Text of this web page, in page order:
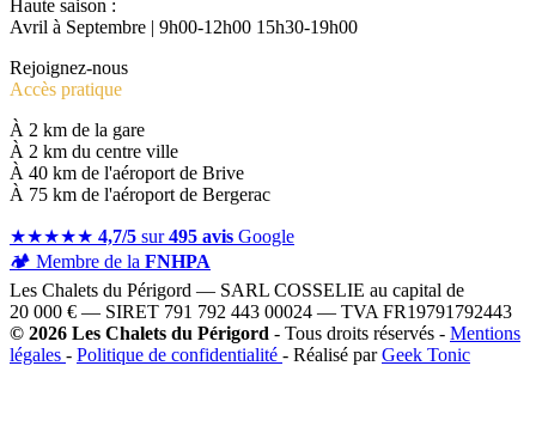
Haute saison :
Avril à Septembre | 9h00-12h00 15h30-19h00
Rejoignez-nous
Accès pratique
À 2 km de la gare
À 2 km du centre ville
À 40 km de l'aéroport de Brive
À 75 km de l'aéroport de Bergerac
★★★★★ 4,7/5 sur495 avis Google
🏕️ Membre de la FNHPA
Les Chalets du Périgord — SARL COSSELIE au capital de
20 000 € — SIRET 791 792 443 00024 — TVA FR19791792443
© 2026 Les Chalets du Périgord - Tous droits réservés - Mentions
légales - Politique de confidentialité - Réalisé parGeek Tonic